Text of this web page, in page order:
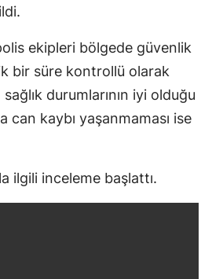
ekipleri bölgede güvenlik
bir süre kontrollü olarak
sağlık durumlarının iyi olduğu
can kaybı yaşanmaması ise
ilgili inceleme başlattı.